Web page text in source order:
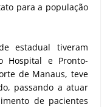
para a população
estadual tiveram
Hospital e Pronto-
de Manaus, teve
passando a atuar
de pacientes